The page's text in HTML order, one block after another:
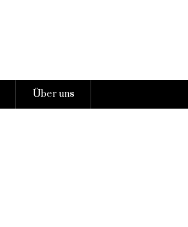
Über uns